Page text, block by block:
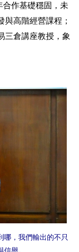
作基礎穩固，未
高階經營課程；
三倉講座教授，象
哪，我們輸出的不只